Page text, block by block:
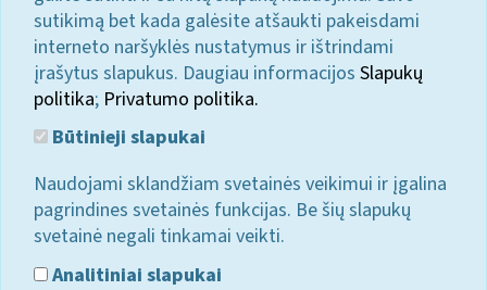
sutikimą bet kada galėsite atšaukti pakeisdami
interneto naršyklės nustatymus ir ištrindami
įrašytus slapukus. Daugiau informacijos Slapukų
politika; Privatumo politika.
Būtinieji slapukai
Naudojami sklandžiam svetainės veikimui ir įgalina
pagrindines svetainės funkcijas. Be šių slapukų
svetainė negali tinkamai veikti.
Analitiniai slapukai